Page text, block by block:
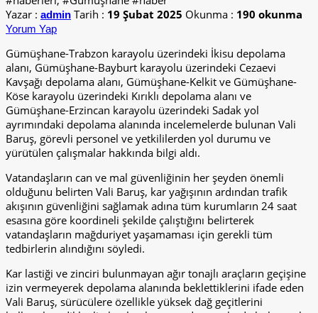
Yazar : admin Tarih : 19 Şubat 2025 Okunma : 190 okunma
Yorum Yap
Gümüşhane-Trabzon karayolu üzerindeki İkisu depolama
alanı, Gümüşhane-Bayburt karayolu üzerindeki Cezaevi
Kavşağı depolama alanı, Gümüşhane-Kelkit ve Gümüşhane-
Köse karayolu üzerindeki Kırıklı depolama alanı ve
Gümüşhane-Erzincan karayolu üzerindeki Sadak yol
ayrımındaki depolama alanında incelemelerde bulunan Vali
Baruş, görevli personel ve yetkililerden yol durumu ve
yürütülen çalışmalar hakkında bilgi aldı.
Vatandaşların can ve mal güvenliğinin her şeyden önemli
olduğunu belirten Vali Baruş, kar yağışının ardından trafik
akışının güvenliğini sağlamak adına tüm kurumların 24 saat
esasına göre koordineli şekilde çalıştığını belirterek
vatandaşların mağduriyet yaşamaması için gerekli tüm
tedbirlerin alındığını söyledi.
Kar lastiği ve zinciri bulunmayan ağır tonajlı araçların geçişine
izin vermeyerek depolama alanında beklettiklerini ifade eden
Vali Baruş, sürücülere özellikle yüksek dağ geçitlerini